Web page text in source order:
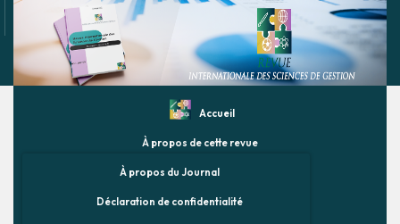
Accueil
À propos de cette revue
À propos du Journal
Déclaration de confidentialité